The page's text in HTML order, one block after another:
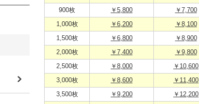
900枚 ￥5,800 ￥7,700
1,000枚 ￥6,200 ￥8,100
1,500枚 ￥6,800 ￥8,900
2,000枚 ￥7,400 ￥9,800
2,500枚 ￥8,000 ￥10,600
3,000枚 ￥8,600 ￥11,400
3,500枚 ￥9,200 ￥12,200